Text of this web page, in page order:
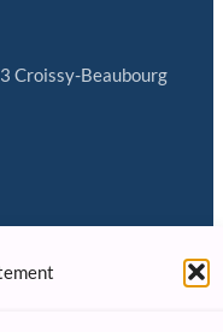
Croissy-Beaubourg